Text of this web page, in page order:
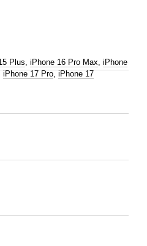
Plus, iPhone 16 Pro Max, iPhone
iPhone 17 Pro, iPhone 17